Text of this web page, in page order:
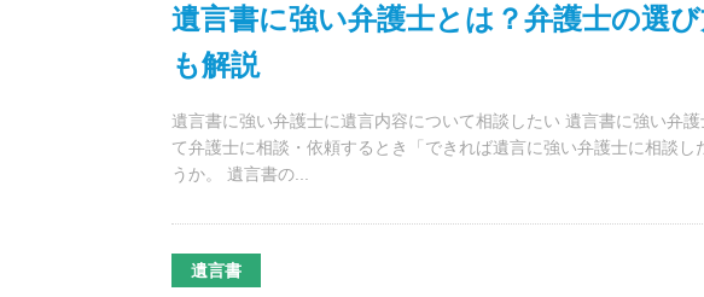
遺言書に強い弁護士とは？弁護士の選
も解説
遺言書に強い弁護士に遺言内容について相談したい 遺言書に強い弁
て弁護士に相談・依頼するとき「できれば遺言に強い弁護士に相談し
うか。 遺言書の...
遺言書